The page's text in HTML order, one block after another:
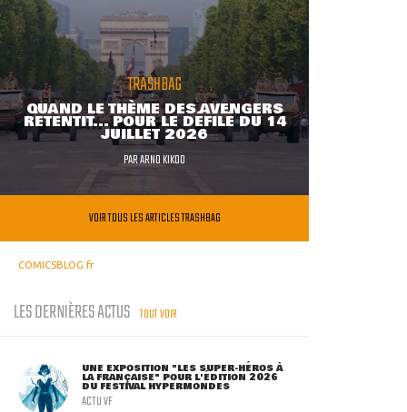
TRASHBAG
QUAND LE THÈME DES AVENGERS
RETENTIT... POUR LE DÉFILÉ DU 14
JUILLET 2026
PARARNO KIKOO
VOIR TOUS LES ARTICLES TRASHBAG
COMICSBLOG.fr
LES DERNIÈRES ACTUS TOUT VOIR
UNE EXPOSITION "LES SUPER-HÉROS À
LA FRANÇAISE" POUR L'ÉDITION 2026
DU FESTIVAL HYPERMONDES
ACTU VF